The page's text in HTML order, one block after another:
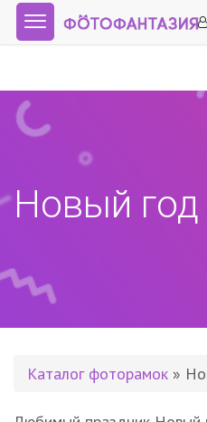
Новый год
Каталог фоторамок »